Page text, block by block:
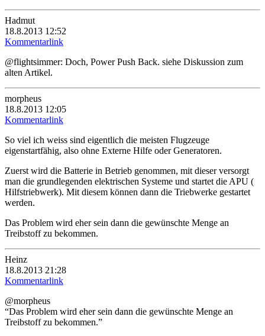
Hadmut
18.8.2013 12:52
Kommentarlink
@flightsimmer: Doch, Power Push Back. siehe Diskussion zum
alten Artikel.
morpheus
18.8.2013 12:05
Kommentarlink
So viel ich weiss sind eigentlich die meisten Flugzeuge
eigenstartfähig, also ohne Externe Hilfe oder Generatoren.
Zuerst wird die Batterie in Betrieb genommen, mit dieser versorgt
man die grundlegenden elektrischen Systeme und startet die APU (
Hilfstriebwerk). Mit diesem können dann die Triebwerke gestartet
werden.
Das Problem wird eher sein dann die gewünschte Menge an
Treibstoff zu bekommen.
Heinz
18.8.2013 21:28
Kommentarlink
@morpheus
“Das Problem wird eher sein dann die gewünschte Menge an
Treibstoff zu bekommen.”